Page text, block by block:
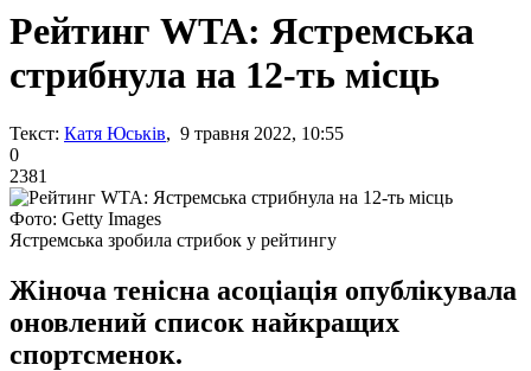
Рейтинг WTA: Ястремська
стрибнула на 12-ть місць
Текст: Катя Юськів, 9 травня 2022, 10:55
0
2381
Фото: Getty Images
Ястремська зробила стрибок у рейтингу
Жіноча тенісна асоціація опублікувала
оновлений список найкращих
спортсменок.